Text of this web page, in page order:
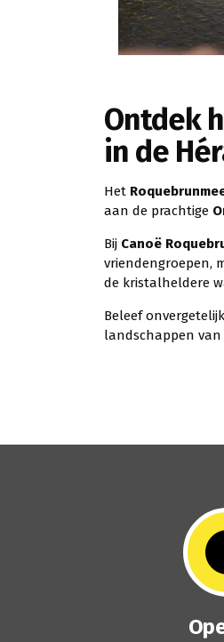
Ontdek
in de
Het
aan de prachtige
Bij Canoë
vriendengroepen,
de kristalheldere
Beleef
landschappen van